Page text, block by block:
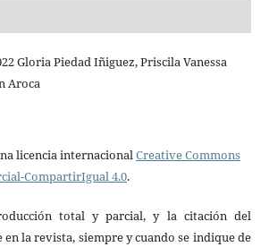
Gloria Piedad Iñiguez, Priscila Vanessa
Aroca
licencia internacionalCreative Commons
CompartirIgual 4.0.
total y parcial, y la citación del
la revista, siempre y cuando se indique de